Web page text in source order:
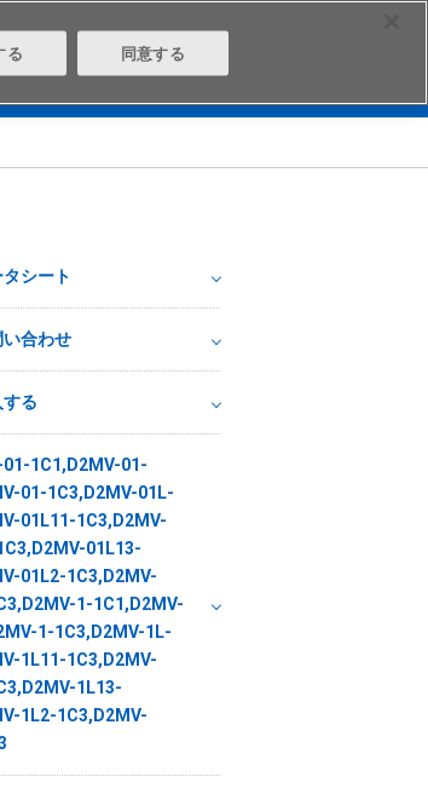
シート
い合わせ
する
る 同意する